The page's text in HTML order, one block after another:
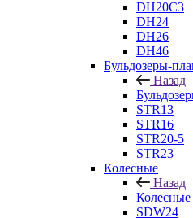
DH20C3
DH24
DH26
DH46
Бульдозеры-
Назад
STR13
STR16
STR20-5
STR23
Колесные
Назад
Колесные
SDW24